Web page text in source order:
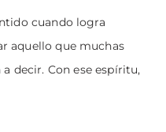
cuando logra
aquello que muchas
decir. Con ese espíritu,